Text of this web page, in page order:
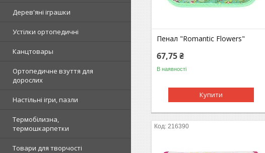
Дерев'яні іграшки
Устілки ортопедичні
Канцтовары
Ортопедичне взуття для
дорослих
Настільні ігри, пазли
Термобілизна,
термошкарпетки
Товари для творчості
Пенал "Romantic Flowers"
67,75 ₴
В наявності
Купити
216390